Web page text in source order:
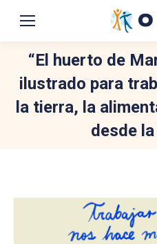
“El huerto de
ilustrado para
la tierra, la
desde